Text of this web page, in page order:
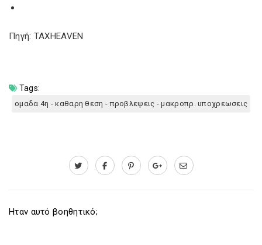
Πηγή: TAXHEAVEN
Tags:
ομαδα 4η - καθαρη θεση - προβλεψεις - μακροπρ. υποχρεωσεις
Ηταν αυτό βοηθητικό;